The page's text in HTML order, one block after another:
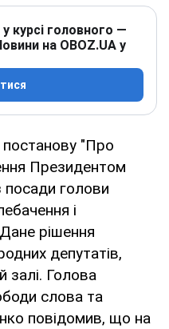
курсі головного —
на OBOZ.UA у
"Про
Президентом
голови
і
рішення
депутатів,
залі. Голова
слова та
повідомив, що на